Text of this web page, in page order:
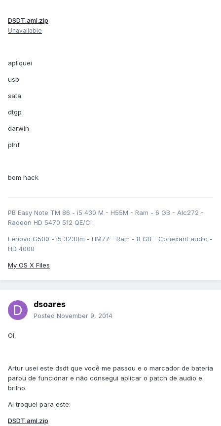
DSDT.aml.zip
Unavailable
apliquei
usb
sata
dtgp
darwin
plnf
bom hack
PB Easy Note TM 86 - i5 430 M - H55M - Ram - 6 GB - Alc272 -
Radeon HD 5470 512 QE/CI
Lenovo G500 - i5 3230m - HM77 - Ram - 8 GB - Conexant audio -
HD 4000
My OS X Files
dsoares
Posted November 9, 2014
Oi,
Artur usei este dsdt que você me passou e o marcador de bateria
parou de funcionar e não consegui aplicar o patch de audio e
brilho.
Ai troquei para este:
DSDT.aml.zip